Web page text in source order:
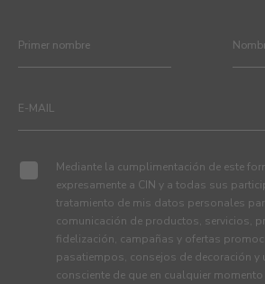
Mediante la cumplimentación de este
expresamente a CIN y a todas sus
tratamiento de mis datos personales
comunicación de productos, servicios,
fidelización, campañas y ofertas
pasatiempos, consejos de decoración y
consciente de que en cualquier